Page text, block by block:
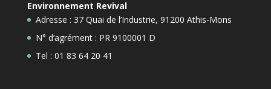
Environnement Revival
Adresse : 37 Quai de l’Industrie, 91200 Athis-Mons
N° d’agrément : PR 9100001 D
Tel : 01 83 64 20 41